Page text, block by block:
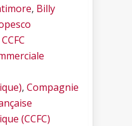
, Billy
CCFC
, Compagnie
(CCFC)